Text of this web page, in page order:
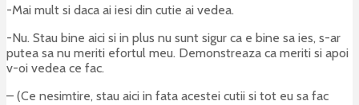
-Mai mult si daca ai iesi din cutie ai vedea.
-Nu. Stau bine aici si in plus nu sunt sigur ca e bine sa ies, s-ar
putea sa nu meriti efortul meu. Demonstreaza ca meriti si apoi
v-oi vedea ce fac.
– (Ce nesimtire, stau aici in fata acestei cutii si tot eu sa fac